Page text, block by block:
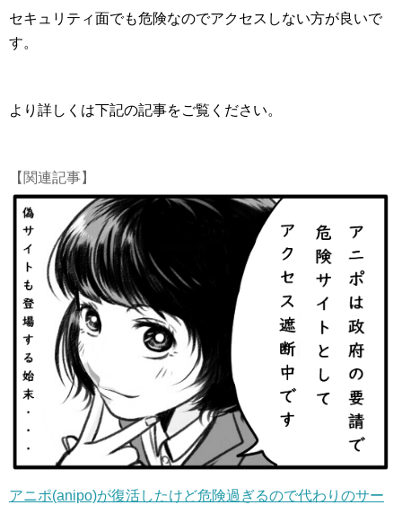
セキュリティ面でも危険なのでアクセスしない方が良いで
す。
より詳しくは下記の記事をご覧ください。
【関連記事】
アニポ(anipo)が復活したけど危険過ぎるので代わりのサー